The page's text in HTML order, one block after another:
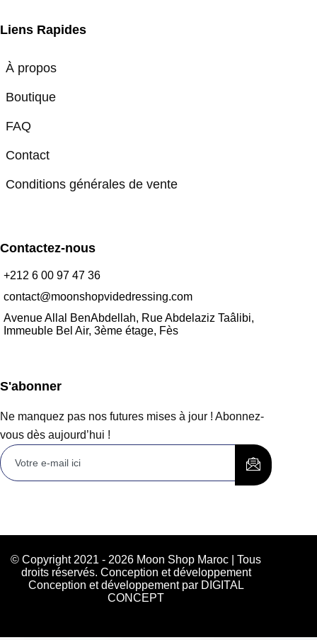
Liens Rapides
À propos
Boutique
FAQ
Contact
Conditions générales de vente
Contactez-nous
+212 6 00 97 47 36
contact@moonshopvidedressing.com
Avenue Allal BenAbdellah, Rue Abdelaziz Taâlibi,
Immeuble Bel Air, 3ème étage, Fès
S'abonner
Ne manquez pas nos futures mises à jour ! Abonnez-
vous dès aujourd’hui !
© Copyright 2021 - 2026 Moon Shop Maroc | Tous
droits réservés. Conception et développement
Conception et développement par DIGITAL
CONCEPT